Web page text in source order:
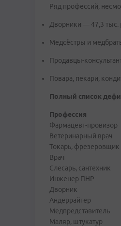
Ряд профессий,
Дворники — 47,3 тыс.
Медсёстры и
Продавцы-
Повара, пекари,
Полный список
Профессия
Фармацевт-провизор
Ветеринарный врач
Токарь, фрезеровщик
Врач
Слесарь, сантехник
Инженер ПНР
Дворник
Андеррайтер
Медпредставитель
Маляр, штукатур